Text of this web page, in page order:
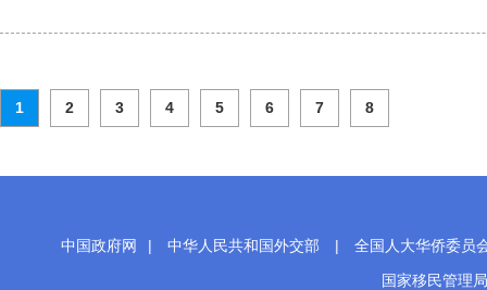
1 2 3 4 5 6 7 8
中国政府网 | 中华人民共和国外交部 |
全国人大华侨委员
国家移民管理局